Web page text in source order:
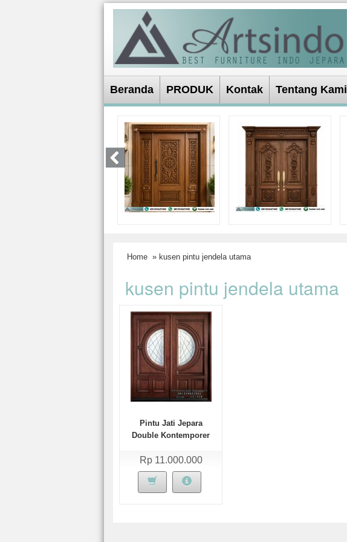
Beranda PRODUK Kontak Tentang Kami
Home » kusen pintu jendela utama
kusen pintu jendela utama
Pintu Jati Jepara
Double Kontemporer
Rp 11.000.000